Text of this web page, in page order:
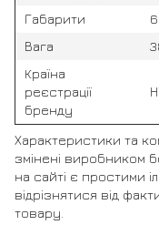
Габарити
Вага
Країна
реєстрації
бренду
Характеристики та
змінені виробником
на сайті є простими
відрізнятися від
товару.